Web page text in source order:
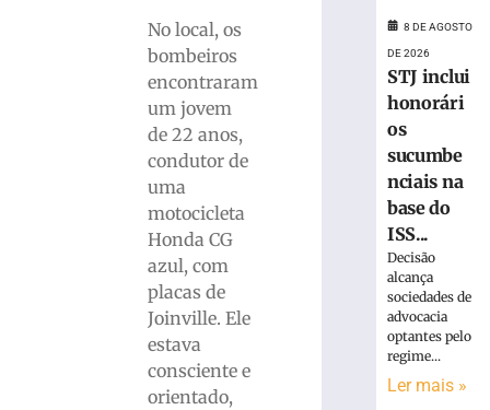
No local, os
bombeiros
encontraram
um jovem
de 22 anos,
condutor de
uma
motocicleta
Honda CG
azul, com
placas de
Joinville. Ele
estava
consciente e
orientado,
atropelado
Bento
(SC)
agosto
8 DE AGOSTO
DE 2026
STJ inclui
honorári
os
sucumbe
nciais na
base do
ISS...
Decisão
alcança
sociedades de
advocacia
optantes pelo
regime...
Ler mais »